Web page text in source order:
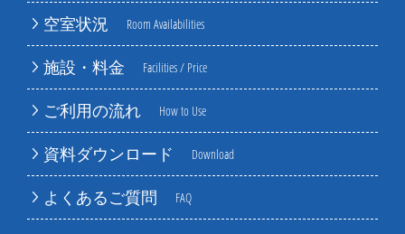
空室状況 Room Availabilities
施設・料金 Facilities / Price
ご利用の流れ How to Use
資料ダウンロード Download
よくあるご質問 FAQ